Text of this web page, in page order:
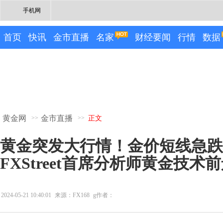
手机网
首页 快讯 金市直播 名家 财经要闻 行情 数据
黄金网 >> 金市直播 >> 正文
黄金突发大行情！金价短线急
FXStreet首席分析师黄金技术
2024-05-21 10:40:01 来源：FX168 g作者：